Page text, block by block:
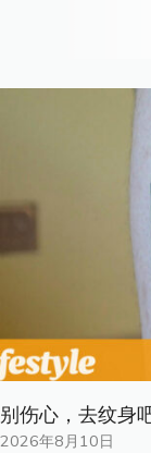
别伤心，去纹身
2026年8月10日